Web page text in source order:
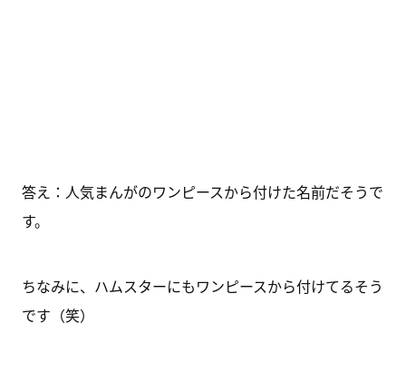
答え：人気まんがのワンピースから付けた名前だそうで
す。
ちなみに、ハムスターにもワンピースから付けてるそう
です（笑）